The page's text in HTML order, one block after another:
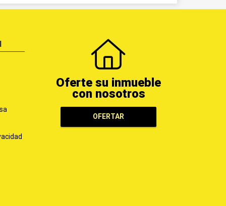
Oferte su inmueble
con nosotros
OFERTAR